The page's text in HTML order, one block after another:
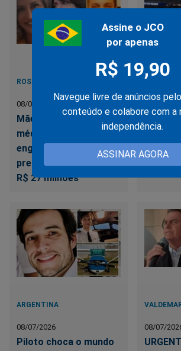
Assine o JCO
por apenas
R$ 19,90
Navegue livre de anúncios
conteúdo e colabore com a
independência.
ASSINAR AGORA
ROSSANA PAROSCHI JAFAR
08/07/2026
Mãe dentista, filha
médica, filho
engenheiro, todos
presos por fraude de
R$ 27 milhões
ROMÁRIO
08/07/2026
Justiça
ARGENTINA
08/07/2026
Piloto choca o mundo
08/07/